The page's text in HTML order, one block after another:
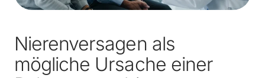
Nierenversagen als
mögliche Ursache einer